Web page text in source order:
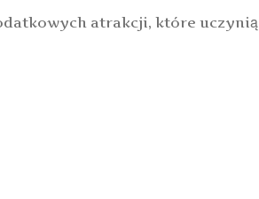
atrakcji, które uczynią